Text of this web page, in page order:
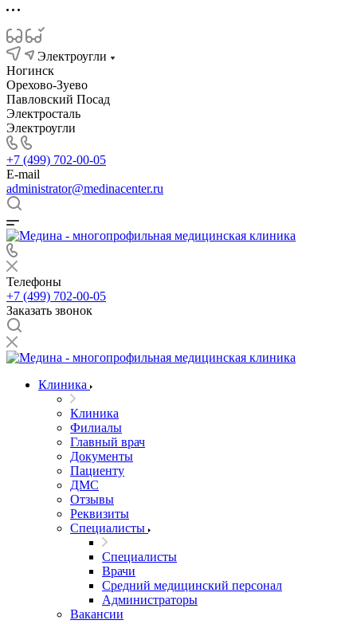
Электроугли
Ногинск
Орехово-Зуево
Павловский Посад
Электросталь
Электроугли
+7 (499) 702-00-05
E-mail
administrator@medinacenter.ru
Телефоны
+7 (499) 702-00-05
Заказать звонок
Клиника
Клиника
Филиалы
Главный врач
Документы
Пациенту
ДМС
Отзывы
Реквизиты
Специалисты
Специалисты
Врачи
Средний медицинский персонал
Администраторы
Вакансии